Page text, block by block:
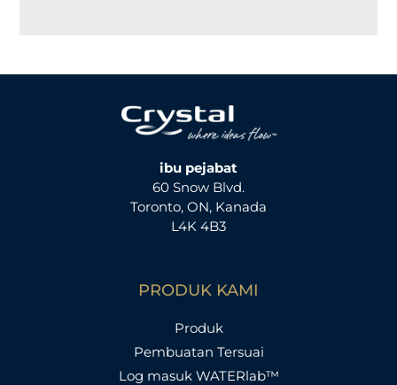
ibu pejabat
60 Snow Blvd.
Toronto, ON, Kanada
L4K 4B3
PRODUK KAMI
Produk
Pembuatan Tersuai
Log masuk WATERlab™